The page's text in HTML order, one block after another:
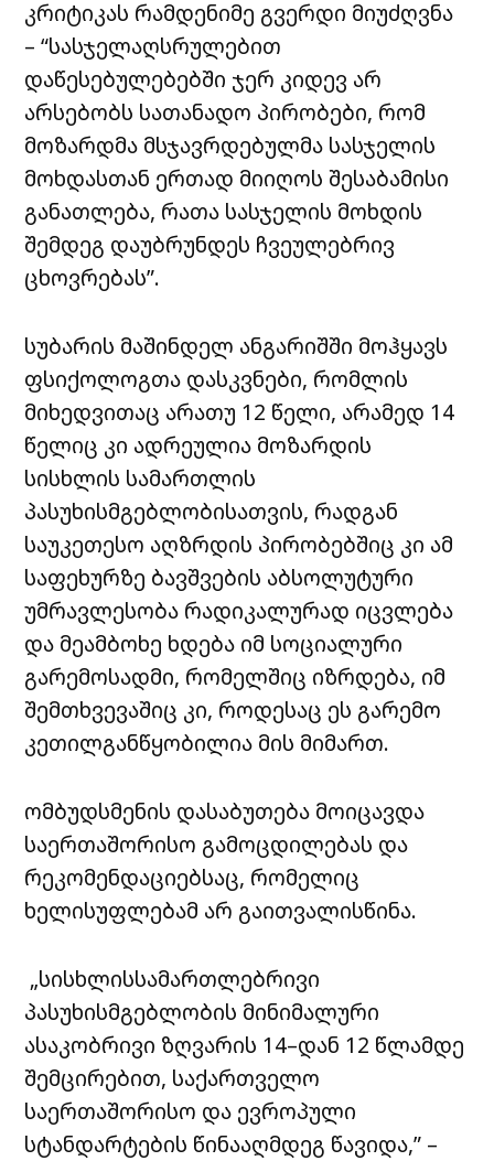
კრიტიკას რამდენიმე გვერდი მიუძღვნა
– “სასჯელაღსრულებით
დაწესებულებებში ჯერ კიდევ არ
არსებობს სათანადო პირობები, რომ
მოზარდმა მსჯავრდებულმა სასჯელის
მოხდასთან ერთად მიიღოს შესაბამისი
განათლება, რათა სასჯელის მოხდის
შემდეგ დაუბრუნდეს ჩვეულებრივ
ცხოვრებას”.
სუბარის მაშინდელ ანგარიშში მოჰყავს
ფსიქოლოგთა დასკვნები, რომლის
მიხედვითაც არათუ 12 წელი, არამედ 14
წელიც კი ადრეულია მოზარდის
სისხლის სამართლის
პასუხისმგებლობისათვის, რადგან
საუკეთესო აღზრდის პირობებშიც კი ამ
საფეხურზე ბავშვების აბსოლუტური
უმრავლესობა რადიკალურად იცვლება
და მეამბოხე ხდება იმ სოციალური
გარემოსადმი, რომელშიც იზრდება, იმ
შემთხვევაშიც კი, როდესაც ეს გარემო
კეთილგანწყობილია მის მიმართ.
ომბუდსმენის დასაბუთება მოიცავდა
საერთაშორისო გამოცდილებას და
რეკომენდაციებსაც, რომელიც
ხელისუფლებამ არ გაითვალისწინა.
„სისხლისსამართლებრივი
პასუხისმგებლობის მინიმალური
ასაკობრივი ზღვარის 14–დან 12 წლამდე
შემცირებით, საქართველო
საერთაშორისო და ევროპული
სტანდარტების წინააღმდეგ წავიდა,” –